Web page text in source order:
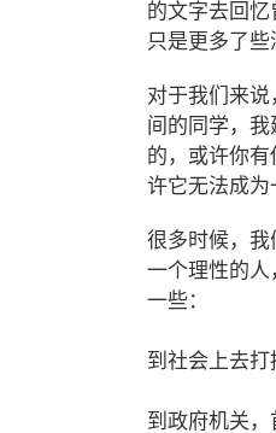
的文字去回
只是更多了些
对于我们来
间的同学，
的，或许你
许它无法成为
很多时候，我
一个理性的人
一些：
到社会上去
到政府机关